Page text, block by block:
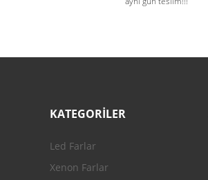
KATEGORİLER
Led Farlar
Xenon Farlar